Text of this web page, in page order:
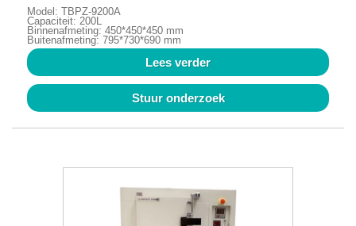
Model: TBPZ-9200A
Capaciteit: 200L
Binnenafmeting: 450*450*450 mm
Buitenafmeting: 795*730*690 mm
Lees verder
Stuur onderzoek